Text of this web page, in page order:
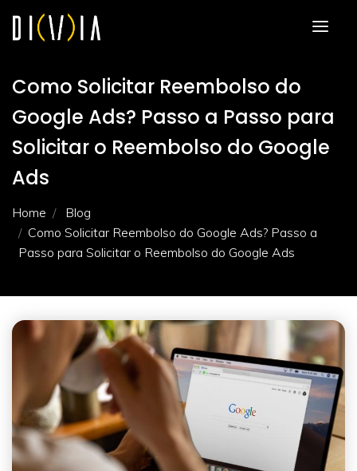
Como Solicitar Reembolso do
Google Ads? Passo a Passo para
Solicitar o Reembolso do Google
Ads
Home
Blog
Como Solicitar Reembolso do Google Ads? Passo a
Passo para Solicitar o Reembolso do Google Ads